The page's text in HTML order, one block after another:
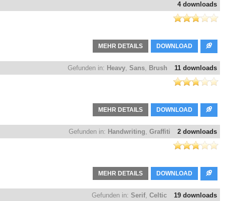
4 downloads
DOWNLOAD
MEHR DETAILS
11 downloads
Gefunden in: Heavy, Sans, Brush
DOWNLOAD
MEHR DETAILS
2 downloads
Gefunden in: Handwriting, Graffiti
DOWNLOAD
MEHR DETAILS
19 downloads
Gefunden in: Serif, Celtic